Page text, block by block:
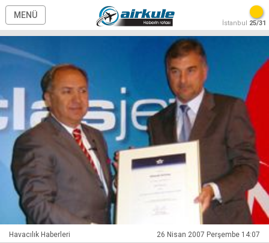
MENÜ
İstanbul 25/31
Havacılık Haberleri 26 Nisan 2007 Perşembe 14:07